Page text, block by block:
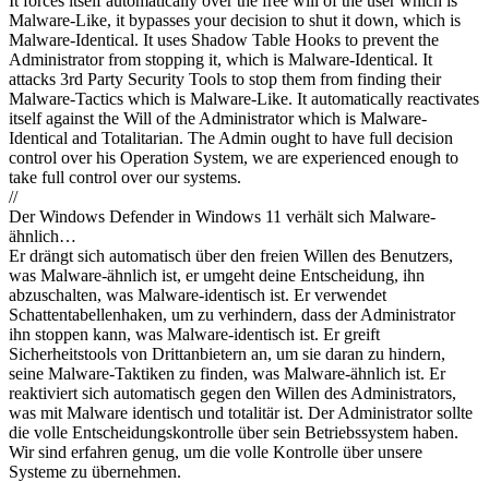
Malware-Like, it bypasses your decision to shut it down, which is
Malware-Identical. It uses Shadow Table Hooks to prevent the
Administrator from stopping it, which is Malware-Identical. It
attacks 3rd Party Security Tools to stop them from finding their
Malware-Tactics which is Malware-Like. It automatically reactivates
itself against the Will of the Administrator which is Malware-
Identical and Totalitarian. The Admin ought to have full decision
control over his Operation System, we are experienced enough to
take full control over our systems.
//
Der Windows Defender in Windows 11 verhält sich Malware-
ähnlich…
Er drängt sich automatisch über den freien Willen des Benutzers,
was Malware-ähnlich ist, er umgeht deine Entscheidung, ihn
abzuschalten, was Malware-identisch ist. Er verwendet
Schattentabellenhaken, um zu verhindern, dass der Administrator
ihn stoppen kann, was Malware-identisch ist. Er greift
Sicherheitstools von Drittanbietern an, um sie daran zu hindern,
seine Malware-Taktiken zu finden, was Malware-ähnlich ist. Er
reaktiviert sich automatisch gegen den Willen des Administrators,
was mit Malware identisch und totalitär ist. Der Administrator sollte
die volle Entscheidungskontrolle über sein Betriebssystem haben.
Wir sind erfahren genug, um die volle Kontrolle über unsere
Systeme zu übernehmen.